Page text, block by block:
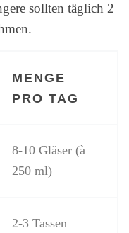
sollten täglich 2
MENGE
PRO TAG
8-10 Gläser (à
250 ml)
2-3 Tassen